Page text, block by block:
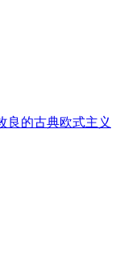
良的古典欧式主义